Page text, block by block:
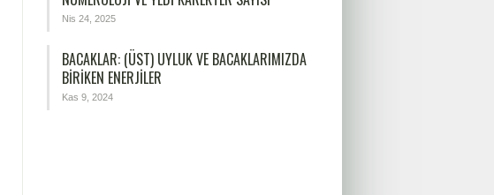
Nis 24, 2025
BACAKLAR: (ÜST) UYLUK VE BACAKLARIMIZDA
BIRIKEN ENERJILER
Kas 9, 2024